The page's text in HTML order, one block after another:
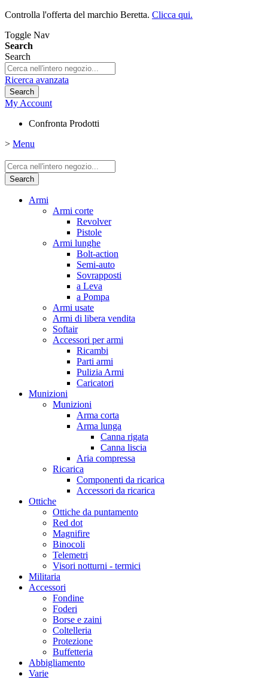
Controlla l'offerta del marchio Beretta. Clicca qui.
Toggle Nav
Search
Search
Ricerca avanzata
Search
My Account
Confronta Prodotti
> Menu
Search
Armi
Armi corte
Revolver
Pistole
Armi lunghe
Bolt-action
Semi-auto
Sovrapposti
a Leva
a Pompa
Armi usate
Armi di libera vendita
Softair
Accessori per armi
Ricambi
Parti armi
Pulizia Armi
Caricatori
Munizioni
Munizioni
Arma corta
Arma lunga
Canna rigata
Canna liscia
Aria compressa
Ricarica
Componenti da ricarica
Accessori da ricarica
Ottiche
Ottiche da puntamento
Red dot
Magnifire
Binocoli
Telemetri
Visori notturni - termici
Militaria
Accessori
Fondine
Foderi
Borse e zaini
Coltelleria
Protezione
Buffetteria
Abbigliamento
Varie